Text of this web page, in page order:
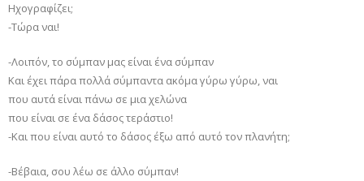
Ηχογραφίζει;
-Τώρα ναι!
-Λοιπόν, το σύμπαν μας είναι ένα σύμπαν
Και έχει πάρα πολλά σύμπαντα ακόμα γύρω γύρω, ναι
που αυτά είναι πάνω σε μια χελώνα
που είναι σε ένα δάσος τεράστιο!
-Και που είναι αυτό το δάσος έξω από αυτό τον πλανήτη;
-Βέβαια, σου λέω σε άλλο σύμπαν!